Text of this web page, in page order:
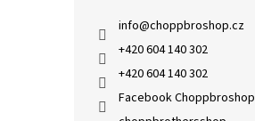
info@choppbroshop.cz
+420 604 140 302
+420 604 140 302
Facebook